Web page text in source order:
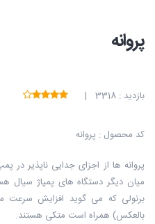
پروانه
بازدید : 3318 |
کد محصول : پروانه
پروانه ها از اجزای جدایی ناپذیر
میان دیگر دستگاه های پمپاژ سیال
برنولی که می گوید افزایش سرعت
بالعکس) همراه است متکی هستند.